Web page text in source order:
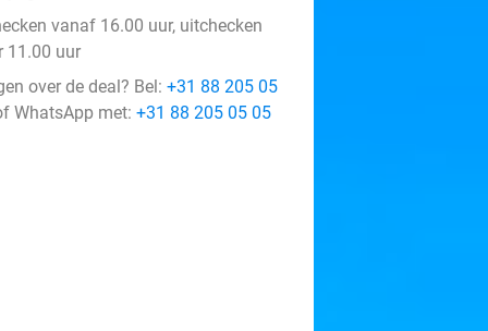
vanaf 16.00 uur, uitchecken
11.00 uur
over de deal? Bel: +31 88 205 05
WhatsApp met: +31 88 205 05 05